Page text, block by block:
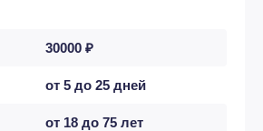
30000 ₽
от 5 до 25 дней
от 18 до 75 лет